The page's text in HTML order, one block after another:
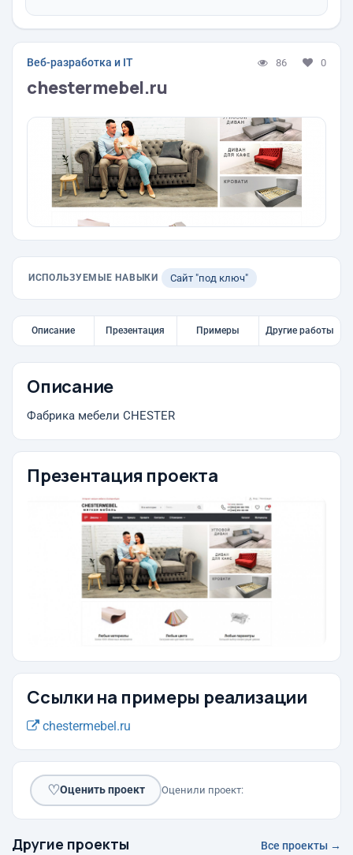
Веб-разработка и IT 86 0
chestermebel.ru
ИСПОЛЬЗУЕМЫЕ НАВЫКИ Сайт "под ключ"
Описание Презентация Примеры Другие работы
Описание
Фабрика мебели CHESTER
Презентация проекта
Ссылки на примеры реализации
chestermebel.ru
♡Оценить проект Оценили проект:
Другие проекты Все проекты →